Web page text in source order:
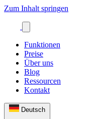
Zum Inhalt springen
Funktionen
Preise
Über uns
Blog
Ressourcen
Kontakt
Deutsch